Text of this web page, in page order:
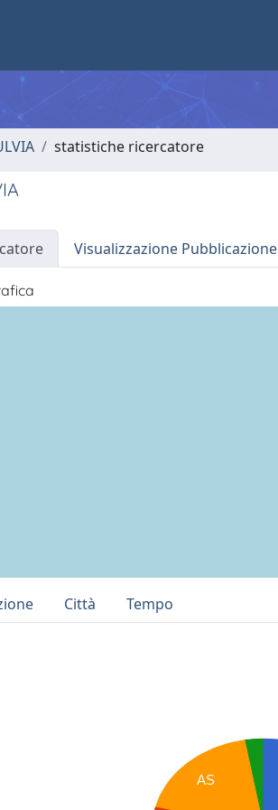
statistiche ricercatore
Visualizzazione Pubblicazione
Città
Tempo
AS